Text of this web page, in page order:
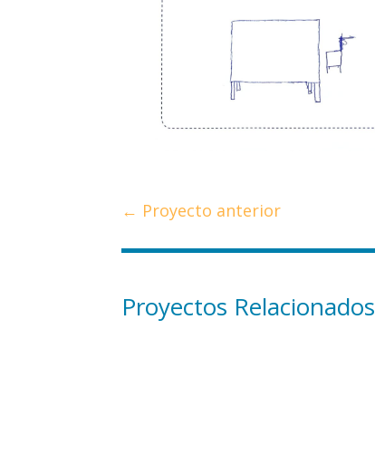
← Proyecto anterior
Proyectos Relacionados